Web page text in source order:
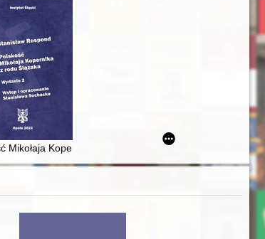
poł. XIX w do dziś
Mikołaja Kopernika z rodu Ślązaka